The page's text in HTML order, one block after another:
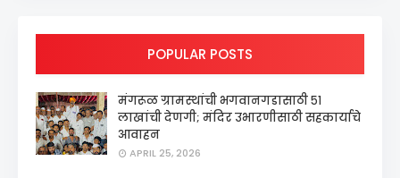
POPULAR POSTS
मंगरूळ ग्रामस्थांची भगवानगडासाठी ५१
लाखांची देणगी; मंदिर उभारणीसाठी सहकार्याचे
आवाहन
APRIL 25, 2026